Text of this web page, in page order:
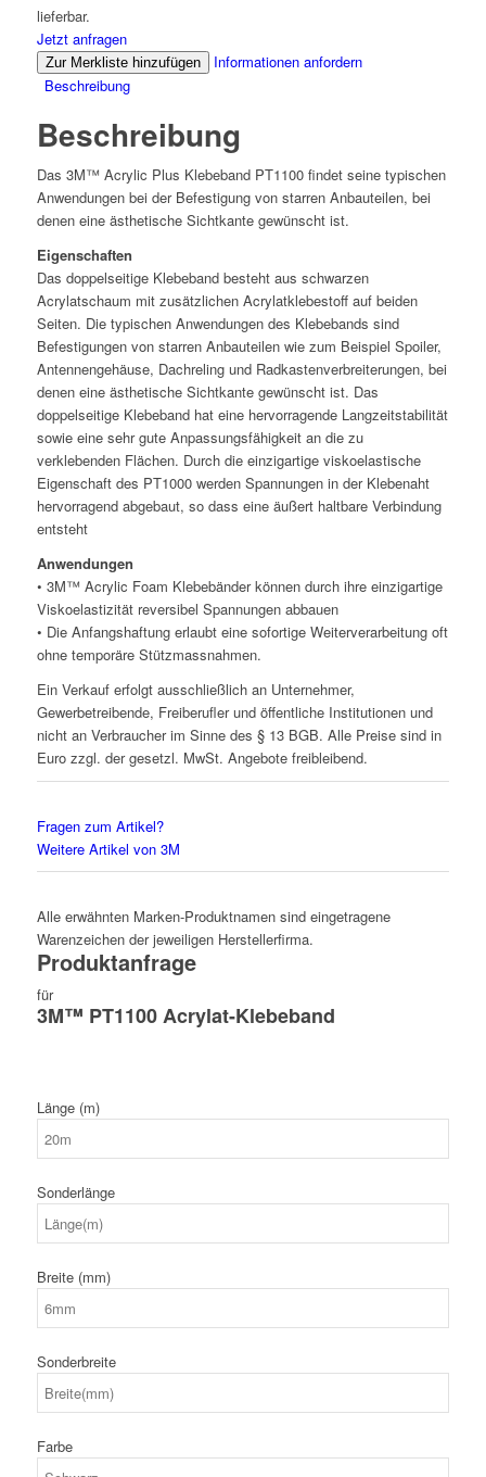
lieferbar.
Jetzt anfragen
Zur Merkliste hinzufügen
Informationen anfordern
Beschreibung
Beschreibung
Das 3M™ Acrylic Plus Klebeband PT1100 findet seine typischen
Anwendungen bei der Befestigung von starren Anbauteilen, bei
denen eine ästhetische Sichtkante gewünscht ist.
Eigenschaften
Das doppelseitige Klebeband besteht aus schwarzen
Acrylatschaum mit zusätzlichen Acrylatklebestoff auf beiden
Seiten. Die typischen Anwendungen des Klebebands sind
Befestigungen von starren Anbauteilen wie zum Beispiel Spoiler,
Antennengehäuse, Dachreling und Radkastenverbreiterungen, bei
denen eine ästhetische Sichtkante gewünscht ist. Das
doppelseitige Klebeband hat eine hervorragende Langzeitstabilität
sowie eine sehr gute Anpassungsfähigkeit an die zu
verklebenden Flächen. Durch die einzigartige viskoelastische
Eigenschaft des PT1000 werden Spannungen in der Klebenaht
hervorragend abgebaut, so dass eine äußert haltbare Verbindung
entsteht
Anwendungen
• 3M™ Acrylic Foam Klebebänder können durch ihre einzigartige
Viskoelastizität reversibel Spannungen abbauen
• Die Anfangshaftung erlaubt eine sofortige Weiterverarbeitung oft
ohne temporäre Stützmassnahmen.
Ein Verkauf erfolgt ausschließlich an Unternehmer,
Gewerbetreibende, Freiberufler und öffentliche Institutionen und
nicht an Verbraucher im Sinne des § 13 BGB. Alle Preise sind in
Euro zzgl. der gesetzl. MwSt. Angebote freibleibend.
Fragen zum Artikel?
Weitere Artikel von 3M
Alle erwähnten Marken-Produktnamen sind eingetragene
Warenzeichen der jeweiligen Herstellerfirma.
Produktanfrage
für
3M™ PT1100 Acrylat-Klebeband
Länge (m)
Sonderlänge
Breite (mm)
Sonderbreite
Farbe